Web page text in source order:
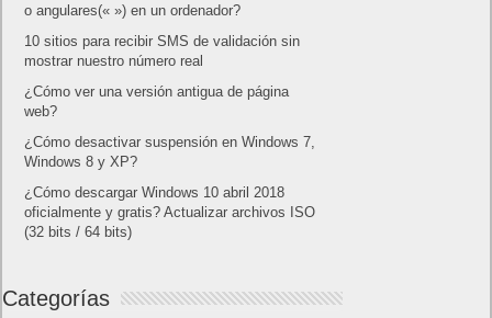
o angulares(« ») en un ordenador?
10 sitios para recibir SMS de validación sin
mostrar nuestro número real
¿Cómo ver una versión antigua de página
web?
¿Cómo desactivar suspensión en Windows 7,
Windows 8 y XP?
¿Cómo descargar Windows 10 abril 2018
oficialmente y gratis? Actualizar archivos ISO
(32 bits / 64 bits)
Categorías